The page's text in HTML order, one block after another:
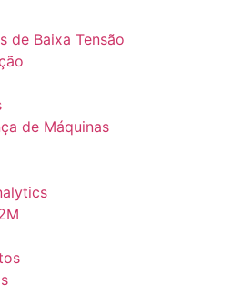
de Baixa Tensão
de Máquinas